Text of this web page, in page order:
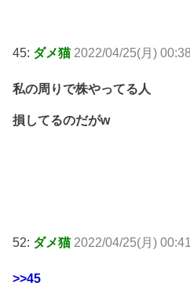
45: ダメ猫 2022/04/25(月)
私の周りで株やってる人
損してるのだがw
52: ダメ猫 2022/04/25(月)
>>45